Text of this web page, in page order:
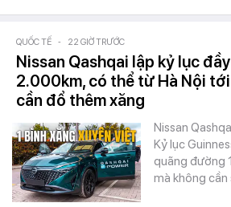
QUỐC TẾ - 22 GIỜ TRƯỚC
Nissan Qashqai lập kỷ lục
2.000km, có thể từ Hà Nội
cần đổ thêm xăng
Nissan
Kỷ lục
quãng đường
mà không